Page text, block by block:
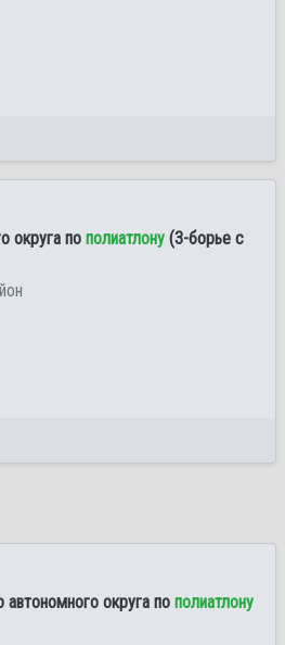
округа по полиатлону (3-борье с
округа по полиатлону